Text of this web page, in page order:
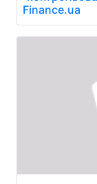
Finance.ua